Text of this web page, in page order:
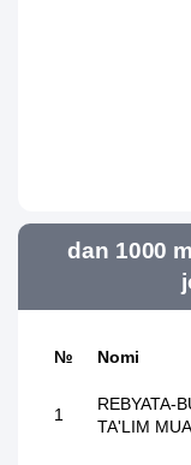
dan 1000
№ Nomi
1
REBYATA-
TA'LIM